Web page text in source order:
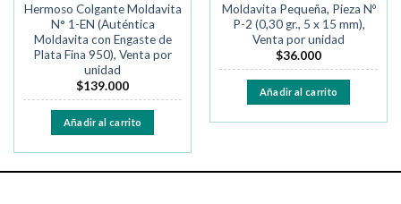
Hermoso Colgante Moldavita
N° 1-EN (Auténtica
Moldavita con Engaste de
Plata Fina 950), Venta por
unidad
$139.000
Añadir al carrito
Moldavita Pequeña, Pieza Nº
P-2 (0,30 gr., 5 x 15 mm),
Venta por unidad
$36.000
Añadir al carrito